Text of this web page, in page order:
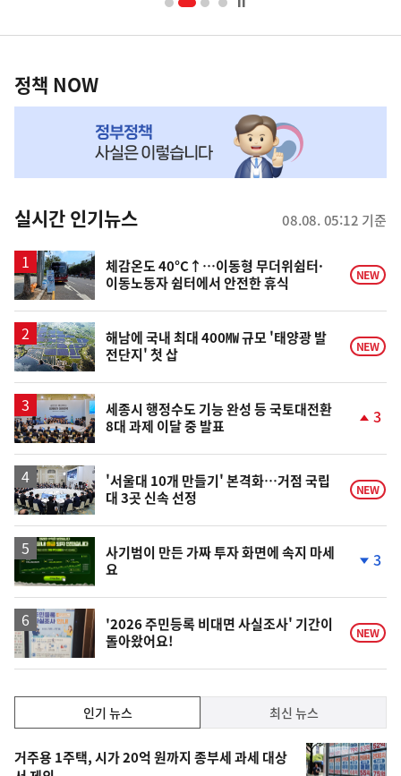
영
책
NOW,
뉴
스
정책 NOW
실시간 인기뉴스 08.08. 05:12 기준
체감온도 40°C↑…이동형 무더위쉼터·
이동노동자 쉼터에서 안전한 휴식
NEW
해남에 국내 최대 400㎿ 규모 '태양광 발
전단지' 첫 삽
NEW
세종시 행정수도 기능 완성 등 국토대전환
8대 과제 이달 중 발표
상
승
3
'서울대 10개 만들기' 본격화…거점 국립
대 3곳 신속 선정
NEW
사기범이 만든 가짜 투자 화면에 속지 마세
요
하
락
3
'2026 주민등록 비대면 사실조사' 기간이
돌아왔어요!
NEW
기,
최
인기 뉴스 최신 뉴스
기
거주용 1주택, 시가 20억 원까지 종부세 과세 대상